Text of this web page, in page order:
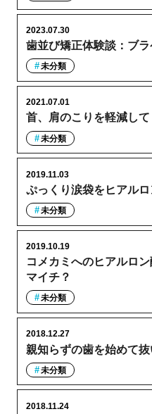
歯並び矯正体験談：ブ
2023.07.30
未分類
首、肩のこりを軽減し
2021.07.01
未分類
ぷっくり涙袋をヒアル
2019.11.03
未分類
コメカミへのヒアルロ
マイチ？
2019.10.19
未分類
親知らずの歯を始めて抜
2018.12.27
未分類
2018.11.24